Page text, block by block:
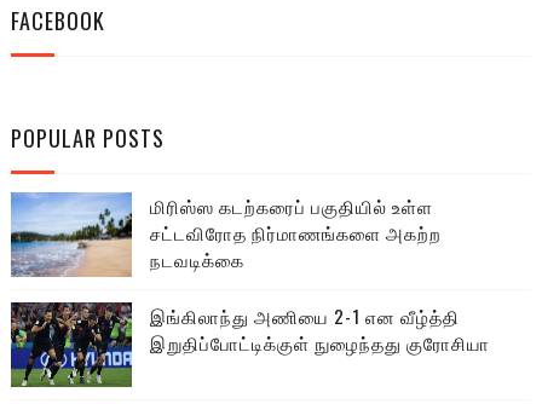
FACEBOOK
POPULAR POSTS
மிரிஸ்ஸ கடற்கரைப் பகுதியில் உள்ள
சட்டவிரோத நிர்மாணங்களை அகற்ற
நடவடிக்கை
இங்கிலாந்து அணியை 2-1 என வீழ்த்தி
இறுதிப்போட்டிக்குள் நுழைந்தது குரோசியா